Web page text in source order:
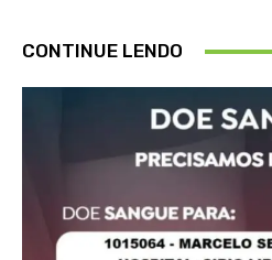
CONTINUE LENDO